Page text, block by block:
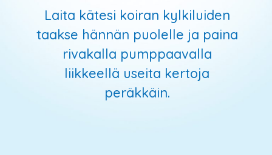
Laita kätesi koiran kylkiluiden
taakse hännän puolelle ja paina
rivakalla pumppaavalla
liikkeellä useita kertoja
peräkkäin.